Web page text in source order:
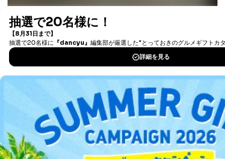
ータ（開示対象個人情報）の利用目的であり、下記4.の
開示等のご請求に対応させていただきます。
なお、6、7については、パートナー（提携企業）様又は
各SNS運営会社様にご請求いただきますようお願い致し
ます。
当社は、取得した個人情報を適切に管理し､あらかじめ
本人の同意を得ることなく第三者に提供することはあり
ません。ただし、次の場合は除きます。
法令に基づく場合
人の生命､身体または財産の保護のために必要がある
場合であって、本人の同意を得ることが困難であると
き。
公衆衛生の向上または児童の健全な育成の推進のため
書籍）が無料で読み放題！
DOWNLOAD FOR IOS
DOWNLOAD FOR ANDROID
ご利用方法はこちら